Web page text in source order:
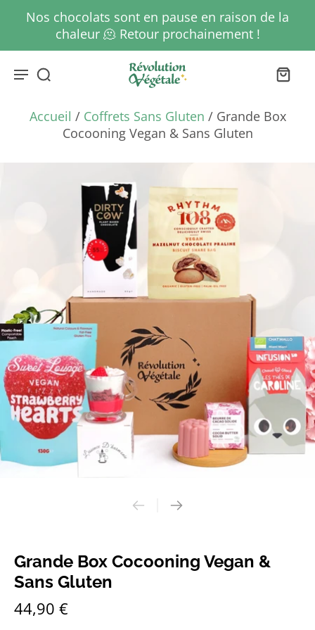
Nos chocolats sont en pause en raison de la
chaleur 🫠 Retour prochainement !
Accueil / Coffrets Sans Gluten / Grande Box
Cocooning Vegan & Sans Gluten
Grande Box Cocooning Vegan &
Sans Gluten
44,90 €